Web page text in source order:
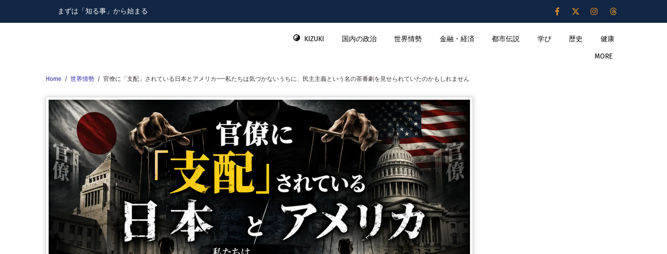
まずは「知る事」から始まる
KIZUKI 国内の政治 世界情勢 金融・経済 都市伝説 学び 歴史 健康
MORE
Home / 世界情勢 / 官僚に「支配」されている日本とアメリカ——私たちは気づかないうちに、民主主義という名の茶番劇を見せられていたのかもしれません